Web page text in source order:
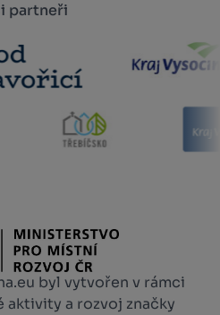
partneři
byl vytvořen v rámci
a rozvoj značky